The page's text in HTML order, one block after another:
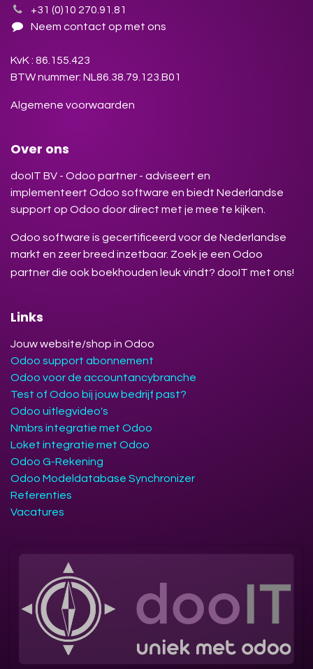
+31 (0)10 270.91.81
Neem contact op met ons
KvK : 86.155.423
BTW nummer: NL86.38.79.123.B01
Algemene voorwaarden
Over ons
dooIT BV - Odoo partner - adviseert en
implementeert Odoo software en biedt Nederlandse
support op Odoo door direct met je mee te kijken.
Odoo software is gecertificeerd voor de Nederlandse
markt en zeer breed inzetbaar. Zoek je een Odoo
partner die ook boekhouden leuk vindt? dooIT met ons!
Links
Jouw website/shop in Odoo
Odoo support abonnement
Odoo voor de accountancybranche
Test of Odoo bij jouw bedrijf past?
Odoo uitlegvideo's
Nmbrs integratie met Odoo
Loket integratie met Odoo
Odoo G-Rekening
Odoo Modeldatabase Synchronizer
Referenties
Vacatures